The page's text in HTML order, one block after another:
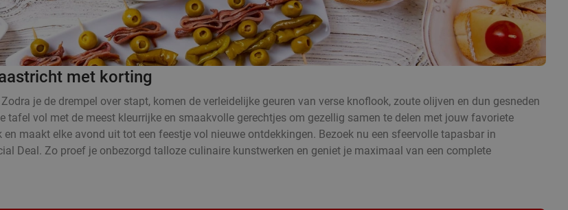
met korting
je de drempel over stapt, komen de verleidelijke geuren van verse knoflook, zoute olijven en dun gesneden
vol met de meest kleurrijke en smaakvolle gerechtjes om gezellig samen te delen met jouw favoriete
maakt elke avond uit tot een feestje vol nieuwe ontdekkingen. Bezoek nu een sfeervolle tapasbar in
Deal. Zo proef je onbezorgd talloze culinaire kunstwerken en geniet je maximaal van een complete